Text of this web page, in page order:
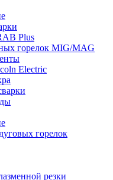
Plus
горелок MIG/MAG
Electric
горелок
резки